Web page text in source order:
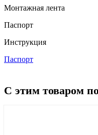
Монтажная лента
Паспорт
Инструкция
Паспорт
С этим товаром